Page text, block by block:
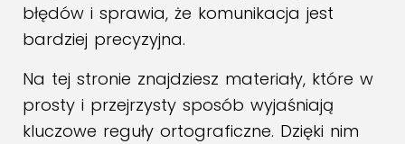
błędów i sprawia, że komunikacja jest
bardziej precyzyjna.
Na tej stronie znajdziesz materiały, które w
prosty i przejrzysty sposób wyjaśniają
kluczowe reguły ortograficzne. Dzięki nim